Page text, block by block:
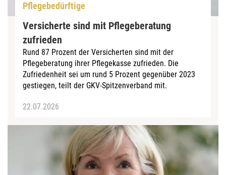
Pflegebedürftige
Versicherte sind mit Pflegeberatung
zufrieden
Rund 87 Prozent der Versicherten sind mit der
Pflegeberatung ihrer Pflegekasse zufrieden. Die
Zufriedenheit sei um rund 5 Prozent gegenüber 2023
gestiegen, teilt der GKV-Spitzenverband mit.
22.07.2026